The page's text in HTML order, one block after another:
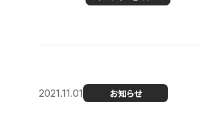
2021.11.01 お知らせ